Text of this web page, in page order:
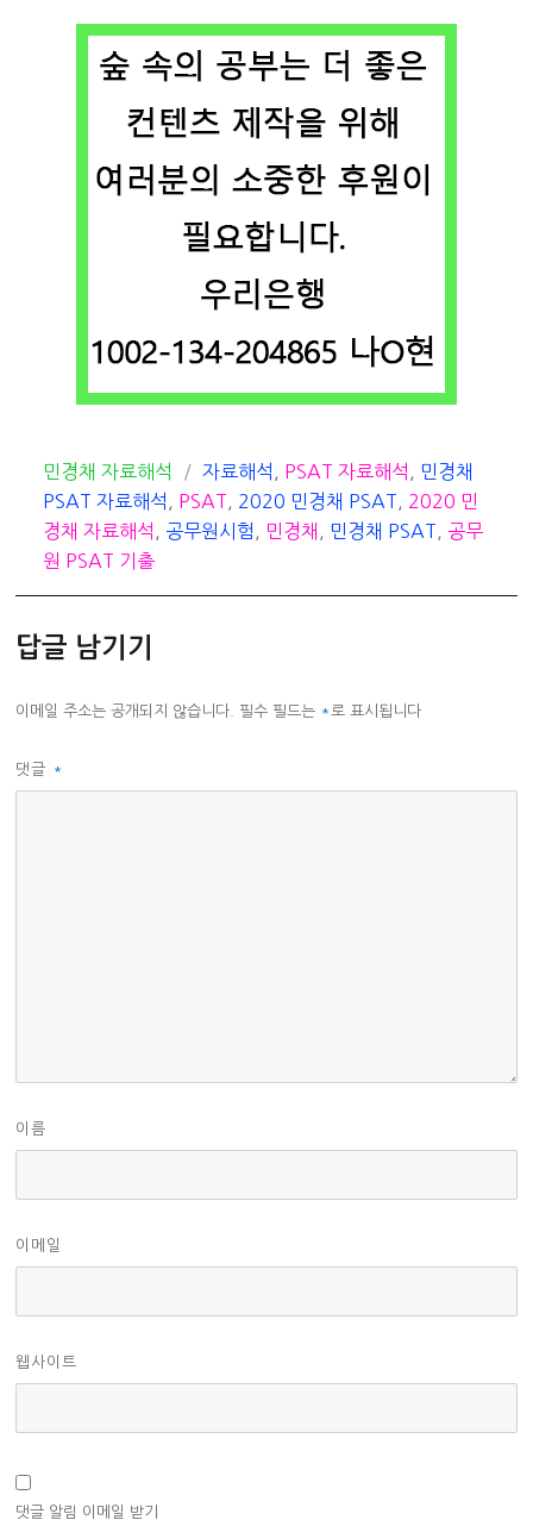
카
테
고
리
민경채 자료해석
태
그
자료해석 PSAT 자료해석
민경채
PSAT 자료해석
PSAT 2020 민경채 PSAT
2020 민
경채 자료해석
공무원시험 민경채 민경채 PSAT
공무
원 PSAT 기출
답글 남기기
이메일 주소는 공개되지 않습니다. 필수 필드는 * 로 표시됩니다
댓글 *
이름
이메일
웹사이트
댓글 알림 이메일 받기